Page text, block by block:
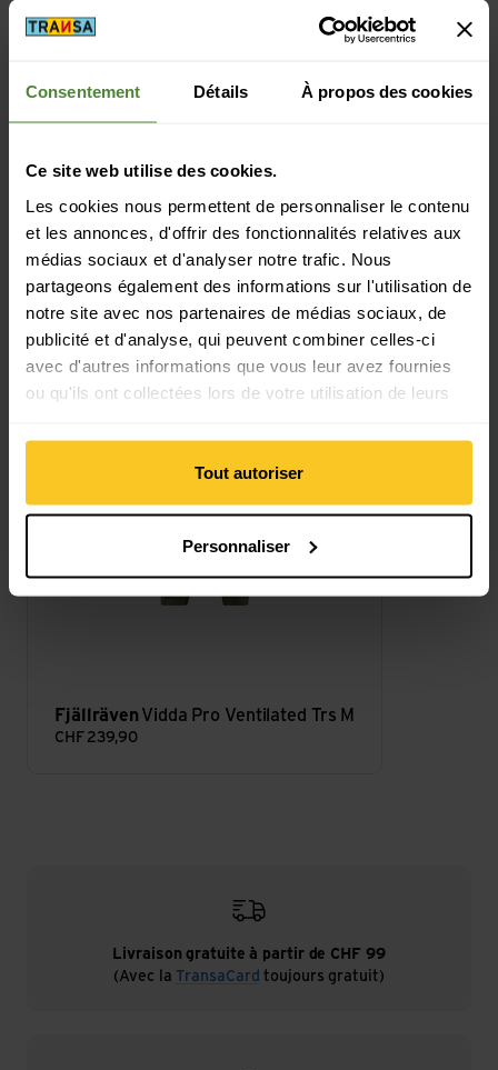
Consentement Détails À propos des cookies
Ce site web utilise des cookies.
Les cookies nous permettent de personnaliser le contenu
et les annonces, d'offrir des fonctionnalités relatives aux
médias sociaux et d'analyser notre trafic. Nous
partageons également des informations sur l'utilisation de
notre site avec nos partenaires de médias sociaux, de
publicité et d'analyse, qui peuvent combiner celles-ci
avec d'autres informations que vous leur avez fournies
ou qu'ils ont collectées lors de votre utilisation de leurs
Tout autoriser
Personnaliser
Description
Spécification
Cela pourrait aussi t'intéresser
Fjällräven Vidda Pro Ventilated Trs M
CHF 239,90
Voir Vidda Pro Ventilated Trs M
Livraison gratuite à partir de CHF 99
(Avec la TransaCard toujours gratuit)